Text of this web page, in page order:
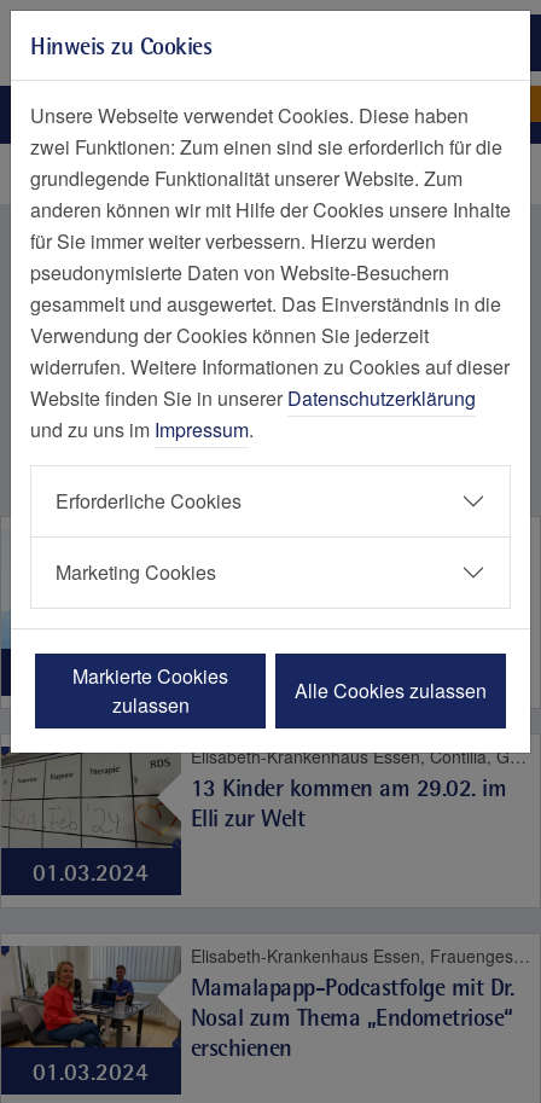
Zur Hauptnavigation springen
Zum Seiteninhalt springen
Zum Seitenende springen
Nachrichtenliste Kategorien
Nachrichten nach Kategorie
Startseite
Nachrichten aus dem Bereich
Geburt
Kategorie auswählen
Alle Nachrichten
14.06.2024
Diagnostik und Therapie bei
01.03.2024
Elisabeth-Krankenhaus Essen, Contilia, Geburt
13 Kinder kommen am 29.02. im
Elli zur Welt
01.03.2024
Elisabeth-Krankenhaus Essen, Frauengesundheit, Geburt
Mamalapapp-Podcastfolge mit Dr.
Nosal zum Thema „Endometriose“
erschienen
Hinweis zu Cookies
Unsere Webseite verwendet Cookies. Diese haben
zwei Funktionen: Zum einen sind sie erforderlich für die
grundlegende Funktionalität unserer Website. Zum
anderen können wir mit Hilfe der Cookies unsere Inhalte
für Sie immer weiter verbessern. Hierzu werden
pseudonymisierte Daten von Website-Besuchern
gesammelt und ausgewertet. Das Einverständnis in die
Verwendung der Cookies können Sie jederzeit
widerrufen. Weitere Informationen zu Cookies auf dieser
Website finden Sie in unserer Datenschutzerklärung
und zu uns im Impressum.
Erforderliche Cookies
Marketing Cookies
Markierte Cookies
zulassen
Alle Cookies zulassen